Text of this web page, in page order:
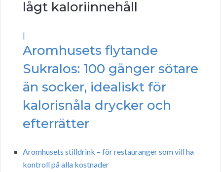
lågt kaloriinnehåll
|
Aromhusets flytande
Sukralos: 100 gånger sötare
än socker, idealiskt för
kalorisnåla drycker och
efterrätter
Aromhusets stilldrink – för restauranger som vill ha
kontroll på alla kostnader